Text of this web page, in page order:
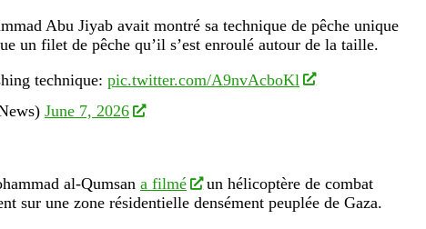
Abu Jiyab avait montré sa technique de pêche unique
un filet de pêche qu’il s’est enroulé autour de la taille.
technique: pic.twitter.com/A9nvAcboKl
June 7, 2026
al-Qumsan a filmé
un hélicoptère de combat
sur une zone résidentielle densément peuplée de Gaza.